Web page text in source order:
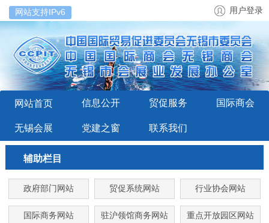
网站支持IPv6 用户登录
网站首页 信息公开 贸促服务 国际商会
无锡会展 党建之窗 联系我们
辅助栏目
政府部门网站 贸促系统网站 行业协会网站
国际商务网站 驻沪领馆商务网站 重点开放园区网站